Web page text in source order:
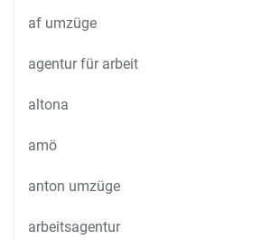
af umzüge
agentur für arbeit
altona
amö
anton umzüge
arbeitsagentur